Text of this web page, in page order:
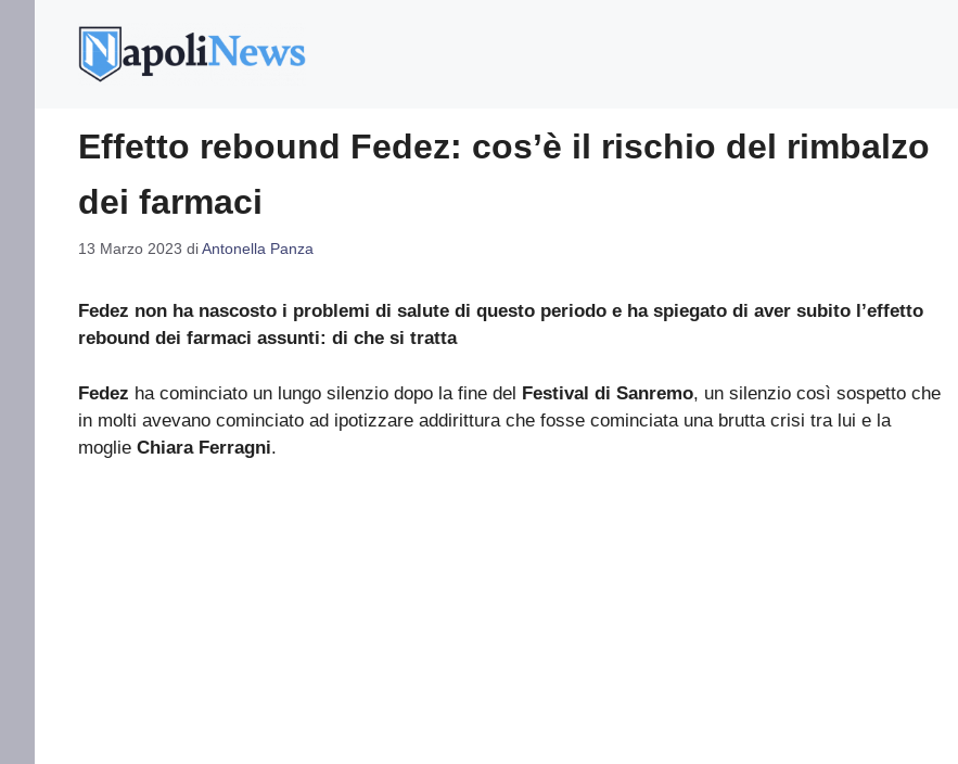
Effetto rebound Fedez: cos’è il rischio del rimbalzo
dei farmaci
13 Marzo 2023 diAntonella Panza
Fedez non ha nascosto i problemi di salute di questo periodo e ha spiegato di aver subito l’effetto
rebound dei farmaci assunti: di che si tratta
Fedez ha cominciato un lungo silenzio dopo la fine del Festival di Sanremo, un silenzio così sospetto che
in molti avevano cominciato ad ipotizzare addirittura che fosse cominciata una brutta crisi tra lui e la
moglie Chiara Ferragni.